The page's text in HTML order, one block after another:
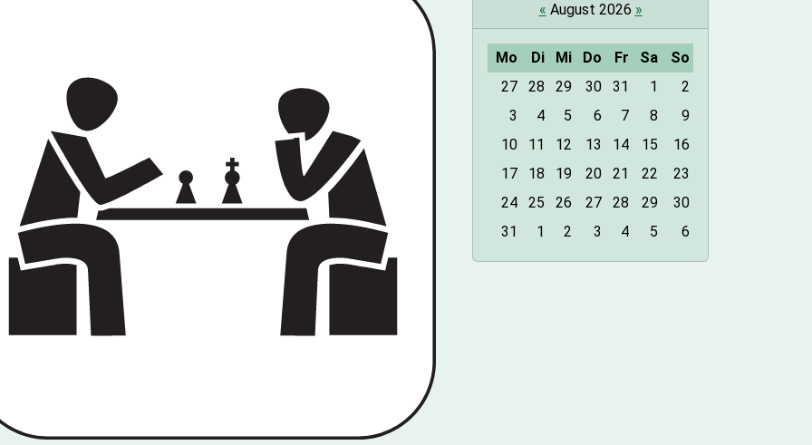
« August 2026 »
Mo Di Mi Do Fr Sa
So
27
28 29 30 31 1
2
3
4 5 6 7 8
9
10
11 12 13 14 15
16
17
18 19 20 21 22
23
24
25 26 27 28 29
30
31
1 2 3 4 5 6